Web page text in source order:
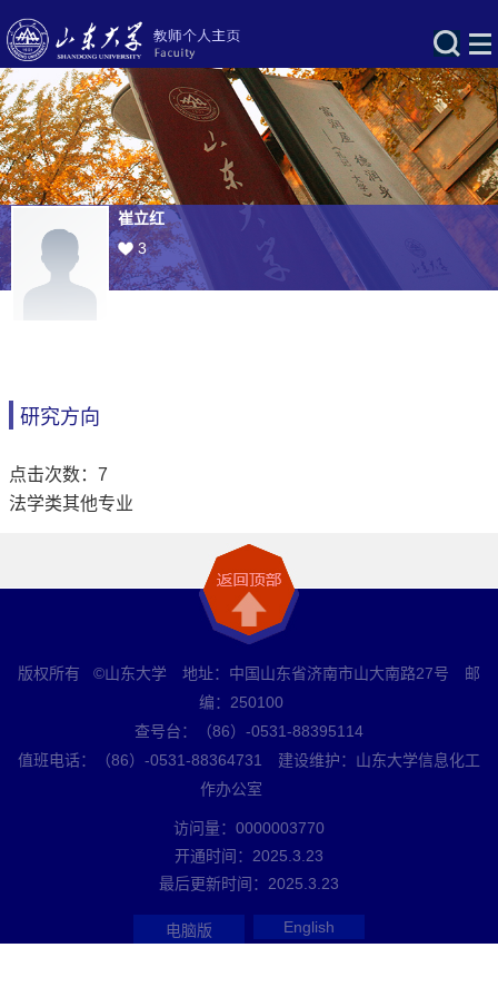
崔立红
3
研究方向
点击次数： 7
法学类其他专业
版权所有 ©山东大学 地址：中国山东省济南市山大南路27号 邮
编：250100
查号台：（86）-0531-88395114
值班电话：（86）-0531-88364731 建设维护：山东大学信息化工
作办公室
访问量： 0000003770
开通时间： 2025 3 23
最后更新时间： 2025 3 23
电脑版 English